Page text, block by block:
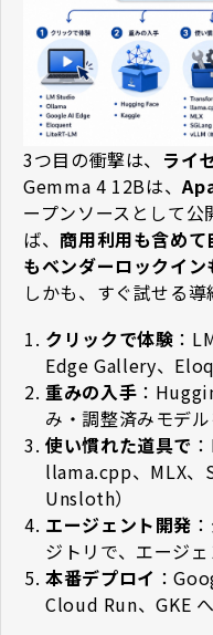
3つ目の衝撃は、 ライ
Gemma 4 12Bは、
ープンソースとして
ば、 商用利用も含め
もベンダーロックイン
しかも、すぐ試せる導
クリックで体験 ：
Edge Gallery、
重みの入手 ：
み・調整済みモデ
使い慣れた道具で
llama.cpp、MLX、
Unsloth）
エージェント開発
ジトリで、エージ
本番デプロイ ：
Cloud Run、GKE へ